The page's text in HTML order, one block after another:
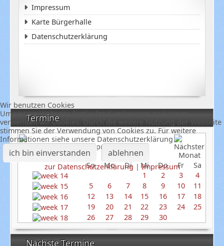
Termine
April 2026
So
Mo Di Mi Do Fr
Sa
1
2 3
4
5
6 7 8 9 10
11
12
13 14 15 16 17
18
19
20 21 22 23 24
25
26
27 28 29 30
Nächste Termine
Impressum
Karte Bürgerhalle
Datenschutzerklärung
Wir benutzen Cookies
Um unsere Webseite fortlaufend verbessern zu können,
verwenden wir Cookies. Durch die weitere Nutzung der Webseite
stimmen Sie der Verwendung von Cookies zu. Für weitere
Informationen siehe unsere Datenschutzerklärung
ich bin einverstanden ablehnen
zur Datenschutzerklärung |Impressum